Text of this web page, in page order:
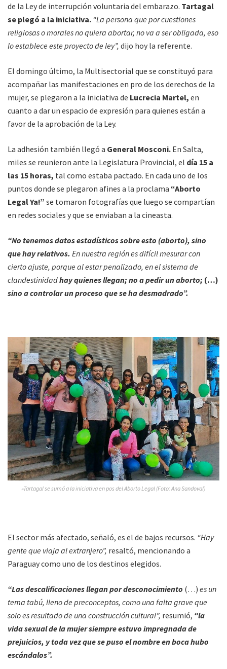
de la Ley de interrupción voluntaria del embarazo. Tartagal
se plegó a la iniciativa. “La persona que por cuestiones
religiosas o morales no quiera abortar, no va a ser obligada, eso
lo establece este proyecto de ley”, dijo hoy la referente.
El domingo último, la Multisectorial que se constituyó para
acompañar las manifestaciones en pro de los derechos de la
mujer, se plegaron a la iniciativa de Lucrecia Martel, en
cuanto a dar un espacio de expresión para quienes están a
favor de la aprobación de la Ley.
La adhesión también llegó a General Mosconi. En Salta,
miles se reunieron ante la Legislatura Provincial, el día 15 a
las 15 horas, tal como estaba pactado. En cada uno de los
puntos donde se plegaron afines a la proclama “Aborto
Legal Ya!” se tomaron fotografías que luego se compartían
en redes sociales y que se enviaban a la cineasta.
“No tenemos datos estadísticos sobre esto (aborto), sino
que hay relativos. En nuestra región es difícil mesurar con
cierto ajuste, porque al estar penalizado, en el sistema de
clandestinidadhay quienes llegan; no a pedir un aborto; (…)
sino a controlar un proceso que se ha desmadrado”.
»Tartagal se sumó a la iniciativa en pos del Aborto Legal (Foto: Ana Sandoval)
El sector más afectado, señaló, es el de bajos recursos. “Hay
gente que viaja al extranjero”, resaltó, mencionando a
Paraguay como uno de los destinos elegidos.
“Las descalificaciones llegan por desconocimiento (…) es un
tema tabú, lleno de preconceptos, como una falta grave que
solo es resultado de una construcción cultural”, resumió, “la
vida sexual de la mujer siempre estuvo impregnada de
prejuicios, y toda vez que se puso el nombre en boca hubo
escándalos”.